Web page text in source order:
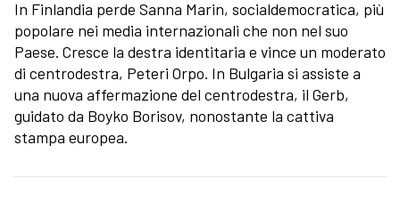
In Finlandia perde Sanna Marin, socialdemocratica, più
popolare nei media internazionali che non nel suo
Paese. Cresce la destra identitaria e vince un moderato
di centrodestra, Peteri Orpo. In Bulgaria si assiste a
una nuova affermazione del centrodestra, il Gerb,
guidato da Boyko Borisov, nonostante la cattiva
stampa europea.